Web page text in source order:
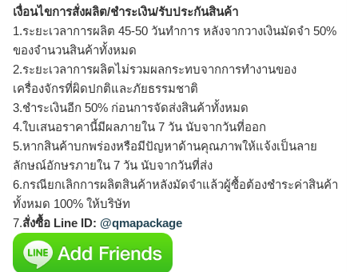
เงื่อนไขการสั่งผลิต/ชำระเงิน/รับประกันสินค้า
1.ระยะเวลาการผลิต 45-50 วันทำการ หลังจากวางเงินมัดจำ 50%
ของจำนวนสินค้าทั้งหมด
2.ระยะเวลาการผลิตไม่รวมผลกระทบจากการทำงานของ
เครื่องจักรที่ผิดปกติและภัยธรรมชาติ
3.ชำระเงินอีก 50% ก่อนการจัดส่งสินค้าทั้งหมด
4.ใบเสนอราคานี้มีผลภายใน 7 วัน นับจากวันที่ออก
5.หากสินค้าบกพร่องหรือมีปัญหาด้านคุณภาพให้แจ้งเป็นลาย
ลักษณ์อักษรภายใน 7 วัน นับจากวันที่ส่ง
6.กรณียกเลิกการผลิตสินค้าหลังมัดจำแล้วผู้ซื้อต้องชำระค่าสินค้า
ทั้งหมด 100% ให้บริษัท
7.สั่งซื้อ Line ID: @qmapackage